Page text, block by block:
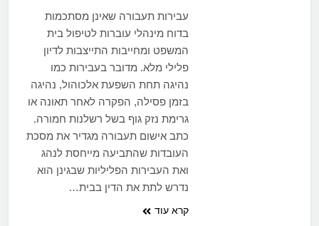
עבירות תעבורה שאינן מסתכמות
בדוח מינהלי עוברות לטיפול בית
המשפט ומחייבות התייצבות לדיון
פלילי מלא. מדובר בעבירות כמו
נהיגה תחת השפעת אלכוהול, נהיגה
בזמן פסילה, הפקרה לאחר תאונה או
גרימת נזק גוף בשל רשלנות חמורה.
כתב אישום תעבורה מגדיר את מסכת
העובדות שהתביעה מייחסת לנהג
ואת העבירות הפליליות שבגינן הוא
נדרש לתת את הדין בבית…
קרא עוד